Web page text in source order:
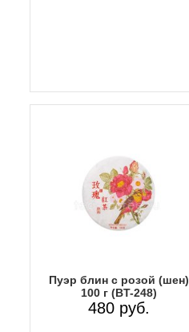
Пуэр блин с розой (шен)
100 г (BT-248)
480 руб.